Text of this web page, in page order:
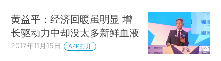
黄益平：经济回暖虽明显 增
长驱动力中却没太多新鲜血液
2017年11月15日 APP打开